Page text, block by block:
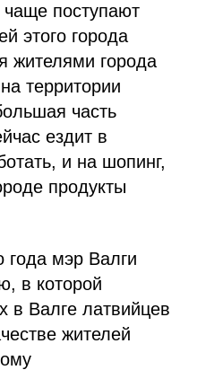
поступают
этого города
жителями города
территории
часть
ездит в
и на шопинг,
продукты
года мэр Валги
в которой
в Валге латвийцев
жителей